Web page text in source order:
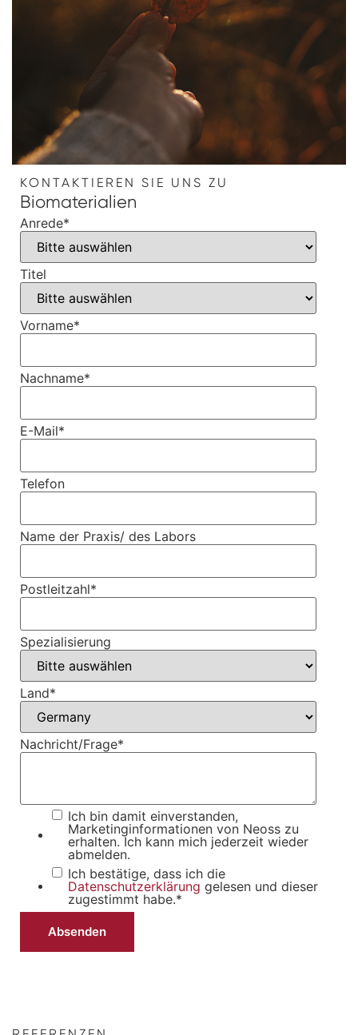
KONTAKTIEREN SIE UNS ZU
Biomaterialien
Anrede*
Titel
Vorname*
Nachname*
E-Mail*
Telefon
Name der Praxis/ des Labors
Postleitzahl*
Spezialisierung
Land*
Nachricht/Frage*
Ich bin damit einverstanden,
Marketinginformationen von Neoss zu
erhalten. Ich kann mich jederzeit wieder
abmelden.
Ich bestätige, dass ich die
Datenschutzerklärung gelesen und dieser
zugestimmt habe.*